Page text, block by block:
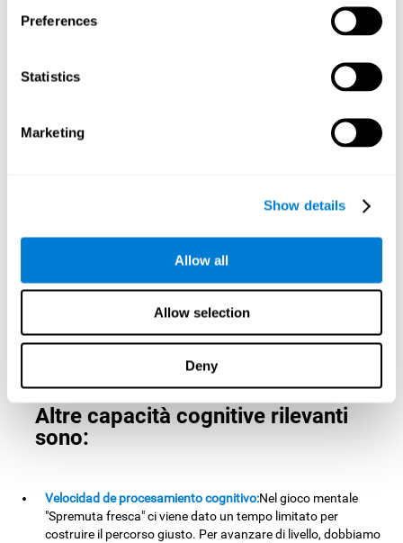
Preferences
Statistics
Marketing
Show details
Allow all
Allow selection
Deny
pianificazione. Migliorare questa capacità cognitiva ci
consentirà di organizzarci in modo più adeguato nella nostra
compiti sul lavoro o a pianificare come risolveremo i compiti
Per avanzare in questo gioco mentale
dobbiamo costruire il percorso che ci consente di
pezzi. Praticando questo esercizio useremo e stimoleremo la
ci sono errori nel nostro comportamento che ci impediscono
di realizzare un determinato obiettivo. Questa capacità
permette di essere sicuri che il nostro comportamento si
adatti a ciascuna situazione. Ad esempio, quando si
facendo attenzione a non commettere errori.
Altre capacità cognitive rilevanti
sono:
Velocidad de procesamiento cognitivo:Nel gioco mentale
"Spremuta fresca" ci viene dato un tempo limitato per
costruire il percorso giusto. Per avanzare di livello, dobbiamo